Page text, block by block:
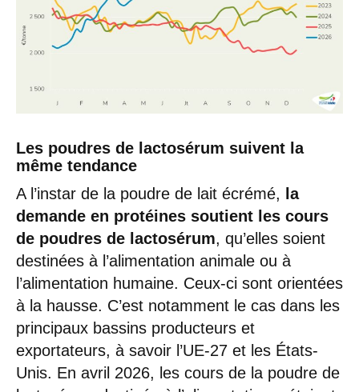
Les poudres de lactosérum suivent la
même tendance
A l’instar de la poudre de lait écrémé,
la
demande en protéines soutient les cours
de poudres de lactosérum, qu’elles soient
destinées à l’alimentation animale ou à
l’alimentation humaine. Ceux-ci sont orientées
à la hausse. C’est notamment le cas dans les
principaux bassins producteurs et
exportateurs, à savoir l’UE-27 et les États-
Unis. En avril 2026, les cours de la poudre de